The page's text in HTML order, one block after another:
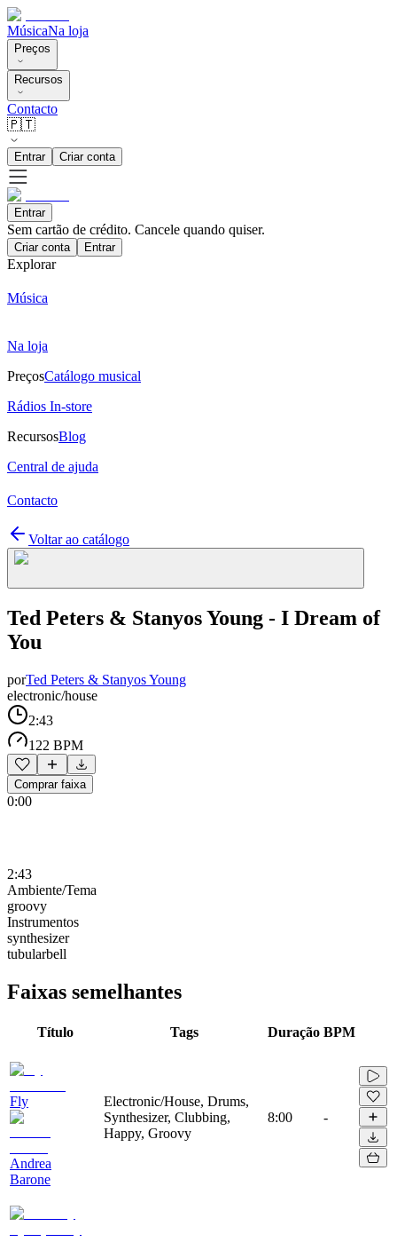
MúsicaNa loja
Preços
Recursos
Contacto
🇵🇹
Entrar Criar conta
Entrar
Sem cartão de crédito. Cancele quando quiser.
Criar conta Entrar
Explorar
Música
Na loja
PreçosCatálogo musical
Rádios In-store
RecursosBlog
Central de ajuda
Contacto
Voltar ao catálogo
Ted Peters & Stanyos Young - I Dream of
You
porTed Peters & Stanyos Young
electronic/house
2:43
122 BPM
Comprar faixa
0:00
2:43
Ambiente/Tema
groovy
Instrumentos
synthesizer
tubularbell
Faixas semelhantes
Título Tags Duração BPM
Fly
Andrea
Barone
Electronic/House, Drums,
Synthesizer, Clubbing,
Happy, Groovy
8:00 -